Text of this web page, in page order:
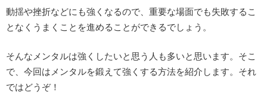
動揺や挫折などにも強くなるので、重要な場面でも失敗するこ
となくうまくことを進めることができるでしょう。
そんなメンタルは強くしたいと思う人も多いと思います。そこ
で、今回はメンタルを鍛えて強くする方法を紹介します。それ
ではどうぞ！